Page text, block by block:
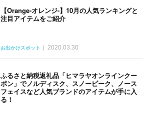
【Orange-オレンジ-】10月の人気ランキングと
注目アイテムをご紹介
お出かけスポット 2020.03.30
ふるさと納税返礼品「ヒマラヤオンラインクー
ポン」でノルディスク、スノーピーク、ノース
フェイスなど人気ブランドのアイテムが手に入
る！